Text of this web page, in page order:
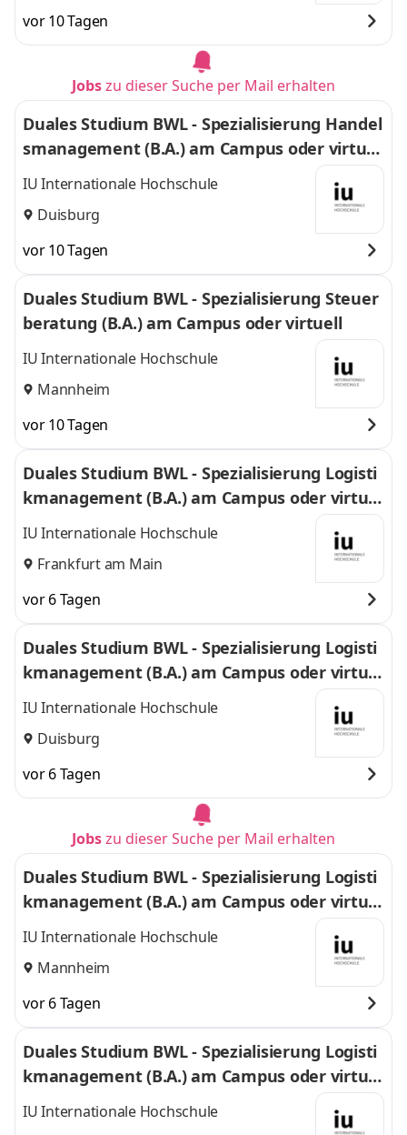
vor 10 Tagen
Jobszu dieser Suche per Mail erhalten
Duales Studium BWL - Spezialisierung Handel
smanagement (B.A.) am Campus oder virtuel
l
IU Internationale Hochschule
Duisburg
vor 10 Tagen
Duales Studium BWL - Spezialisierung Steuer
beratung (B.A.) am Campus oder virtuell
IU Internationale Hochschule
Mannheim
vor 10 Tagen
Duales Studium BWL - Spezialisierung Logisti
kmanagement (B.A.) am Campus oder virtuel
l
IU Internationale Hochschule
Frankfurt am Main
vor 6 Tagen
Duales Studium BWL - Spezialisierung Logisti
kmanagement (B.A.) am Campus oder virtuel
l
IU Internationale Hochschule
Duisburg
vor 6 Tagen
Jobszu dieser Suche per Mail erhalten
Duales Studium BWL - Spezialisierung Logisti
kmanagement (B.A.) am Campus oder virtuel
l
IU Internationale Hochschule
Mannheim
vor 6 Tagen
Duales Studium BWL - Spezialisierung Logisti
kmanagement (B.A.) am Campus oder virtuel
l
IU Internationale Hochschule